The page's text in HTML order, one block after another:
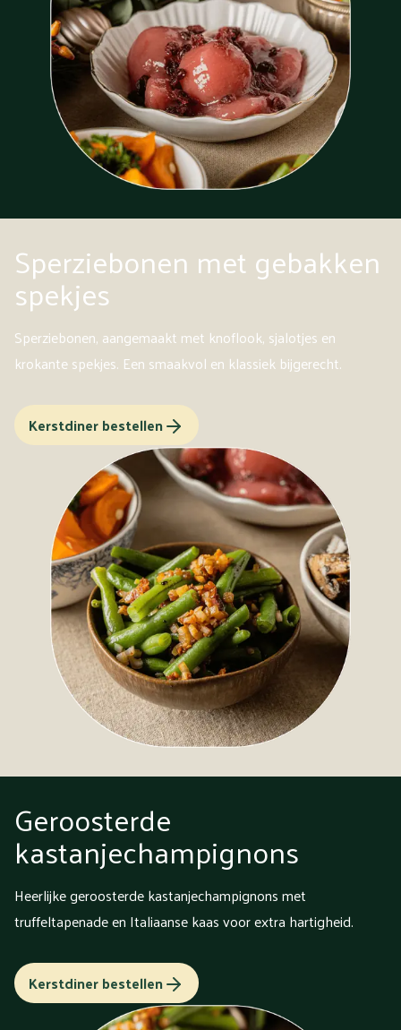
Sperziebonen met gebakken
spekjes
Sperziebonen, aangemaakt met knoflook, sjalotjes en
krokante spekjes. Een smaakvol en klassiek bijgerecht.
Kerstdiner bestellen
Geroosterde
kastanjechampignons
Heerlijke geroosterde kastanjechampignons met
truffeltapenade en Italiaanse kaas voor extra hartigheid.
Kerstdiner bestellen